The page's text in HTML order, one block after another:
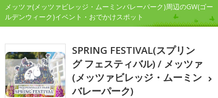
メッツァ(メッツァビレッジ・ムーミンバレーパーク)周辺のGW(ゴー
ルデンウィーク)イベント・おでかけスポット
SPRING FESTIVAL(スプリン
グ フェスティバル) / メッツァ
(メッツァビレッジ・ムーミン
バレーパーク)